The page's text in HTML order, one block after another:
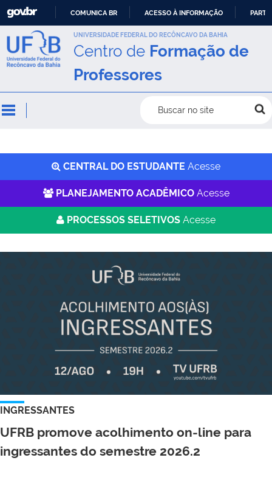
IR
PARA
CONTEÚDO
COMUNICA BR ACESSO À INFORMAÇÃO
UNIVERSIDADE FEDERAL DO RECÔNCAVO DA BAHIA
Centro de Formação de
Professores
Buscar no site
CENTRAL DO ESTUDANTE Acesse
PLANEJAMENTO ACADÊMICO Acesse
PROCESSOS SELETIVOS Acesse
INGRESSANTES
UFRB promove acolhimento on-line para
ingressantes do semestre 2026.2